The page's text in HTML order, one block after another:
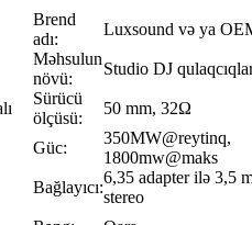
Brend
adı:
Luxsound və ya
Məhsulun
növü:
Studio DJ
Sürücü
ölçüsü:
50 mm, 32Ω
Güc:
350MW@reytinq,
1800mw@maks
Bağlayıcı:
6,35 adapter ilə 3,5
stereo